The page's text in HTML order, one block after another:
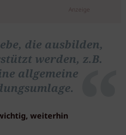
Anzeige
die ausbilden,
werden, z.B.
allgemeine
weiterhin